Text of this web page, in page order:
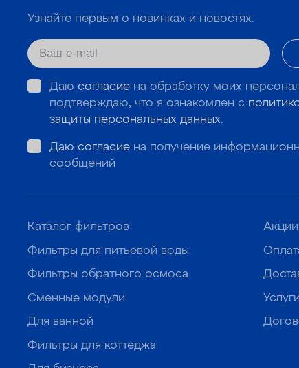
Узнайте первым о новинках и новостях:
Даю согласиена обработку моих
подтверждаю, что я ознакомлен с
защиты персональных данных.
Даю согласиена получение
сообщений
Каталог фильтров
Фильтры для питьевой воды
Фильтры обратного осмоса
Сменные модули
Для ванной
Фильтры для коттеджа
Акции
Услуги